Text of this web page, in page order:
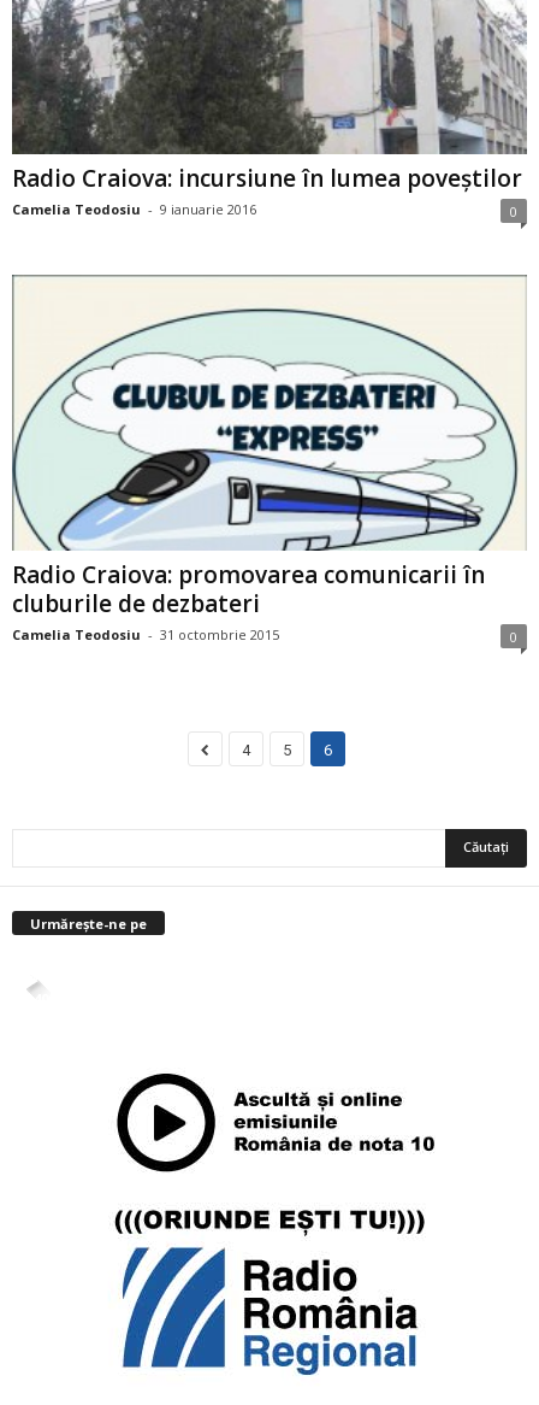
Radio Craiova: incursiune în lumea poveștilor
Camelia Teodosiu - 9 ianuarie 2016 0
Radio Craiova: promovarea comunicarii în
cluburile de dezbateri
Camelia Teodosiu - 31 octombrie 2015 0
4 5 6
Urmărește-ne pe
4,400